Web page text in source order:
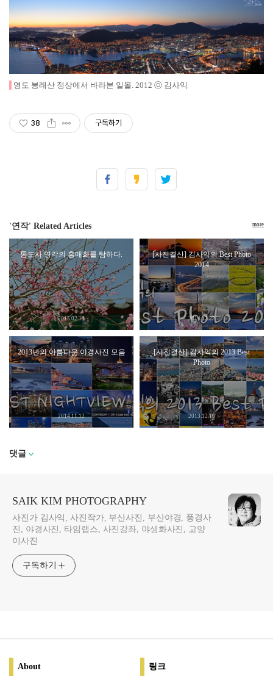
영도 봉래산 정상에서 바라본 일몰. 2012 ⓒ 김사익
38 구독하기
'연작' Related Articles
통도사 영각의 홍매화를 탐하다.
2015.02.13
[사진결산] 김사익의 Best Photo
2014
2014.12.22
2013년의 아름다운 야경사진 모음
2014.11.12
[사진결산] 김사익의 2013 Best
Photo
2013.12.19
more
댓글
SAIK KIM PHOTOGRAPHY
사진가 김사익, 사진작가, 부산사진, 부산야경, 풍경사
진, 야경사진, 타임랩스, 사진강좌, 야생화사진, 고양
이사진
구독하기
About 링크